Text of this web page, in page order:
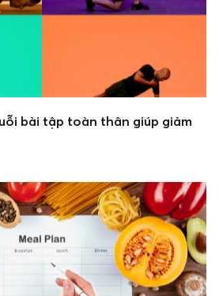
bài tập toàn thân giúp giảm